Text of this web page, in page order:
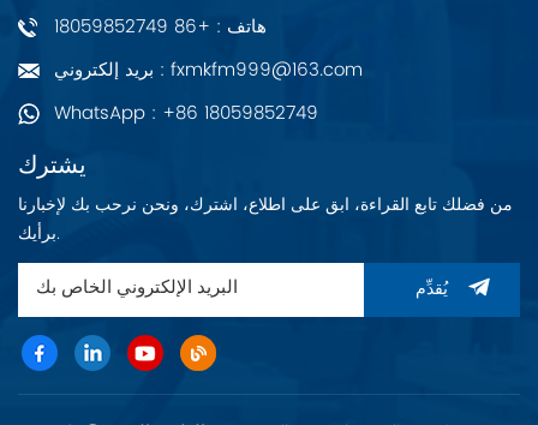
هاتف : +86 18059852749
بريد إلكتروني : fxmkfm999@163.com
WhatsApp : +86 18059852749
يشترك
من فضلك تابع القراءة، ابق على اطلاع، اشترك، ونحن نرحب بك لإخبارنا
برأيك.
يُقدِّم